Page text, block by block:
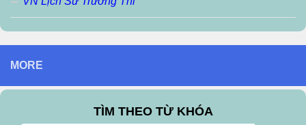
MORE
TÌM THEO TỪ KHÓA